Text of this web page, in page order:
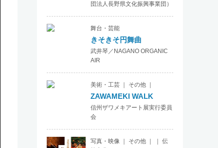
団法人長野県文化振興事業団）
舞台・芸能
きそきそ円舞曲
武井琴／NAGANO ORGANIC
AIR
美術・工芸 ｜ その他 ｜
ZAWAMEKI WALK
信州ザワメキアート展実行委員
会
写真・映像 ｜ その他 ｜ ｜ 伝